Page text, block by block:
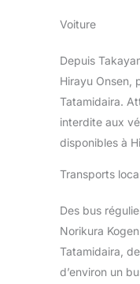
Voiture
Depuis
Hirayu Onsen,
Tatamidaira.
interdite aux
disponibles à
Transports
Des bus
Norikura
Tatamidaira,
d’environ un